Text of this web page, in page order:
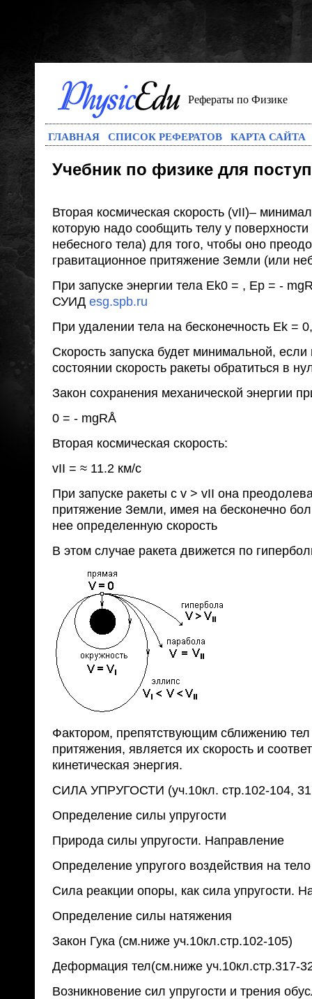
Рефераты по Физике
ГЛАВНАЯ СПИСОК РЕФЕРАТОВ КАРТА САЙТА
Учебник по физике для
Вторая космическая скорость (vII)–
которую надо сообщить телу у
небесного тела) для того, чтобы оно
гравитационное притяжение Земли (или
При запуске энергии тела Ek0 = , Ep = -
СУИД esg.spb.ru
При удалении тела на бесконечность Ek =
Скорость запуска будет минимальной, если
состоянии скорость ракеты обратиться в
Закон сохранения механической энергии
0 = - mgRÅ
Вторая космическая скорость:
vII = ≈ 11.2 км/с
При запуске ракеты с v > vII она
притяжение Земли, имея на бесконечно
нее определенную скорость
В этом случае ракета движется по
Фактором, препятствующим сближению тел
притяжения, является их скорость и
кинетическая энергия.
СИЛА УПРУГОСТИ (уч.10кл. стр.102-104,
Определение силы упругости
Природа силы упругости. Направление
Определение упругого воздействия на тело
Сила реакции опоры, как сила упругости.
Определение силы натяжения
Закон Гука (см.ниже уч.10кл.стр.102-105)
Деформация тел(см.ниже уч.10кл.стр.317-
Возникновение сил упругости и трения